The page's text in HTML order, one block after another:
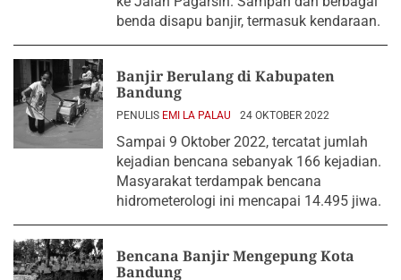
benda disapu banjir, termasuk kendaraan.
Banjir Berulang di Kabupaten
Bandung
PENULIS EMI LA PALAU 24 OKTOBER 2022
Sampai 9 Oktober 2022, tercatat jumlah
kejadian bencana sebanyak 166 kejadian.
Masyarakat terdampak bencana
hidrometerologi ini mencapai 14.495 jiwa.
Bencana Banjir Mengepung Kota
Bandung